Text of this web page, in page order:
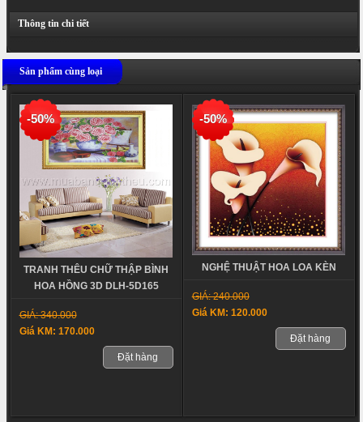
Thông tin chi tiết
Sản phẩm cùng loại
-50%
TRANH THÊU CHỮ THẬP BÌNH
HOA HỒNG 3D DLH-5D165
GIÁ: 340.000
Giá KM: 170.000
Đặt hàng
-50%
NGHỆ THUẬT HOA LOA KÈN
GIÁ: 240.000
Giá KM: 120.000
Đặt hàng